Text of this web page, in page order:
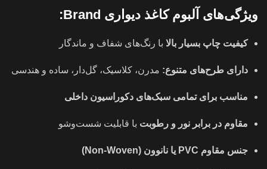
ویژگی‌های آلبوم کاغذ دیواری Brand:
کیفیت چاپ بسیار بالا با رنگ‌های شفاف و ماندگار
دارای طرح‌های متنوع: مدرن، کلاسیک، گل‌دار، ساده و هندسی
مناسب برای تمامی سبک‌های دکوراسیون داخلی
مقاوم در برابر نور و رطوبت با قابلیت شست‌وشو
جنس مقاوم PVC یا نانوون (Non-Woven)